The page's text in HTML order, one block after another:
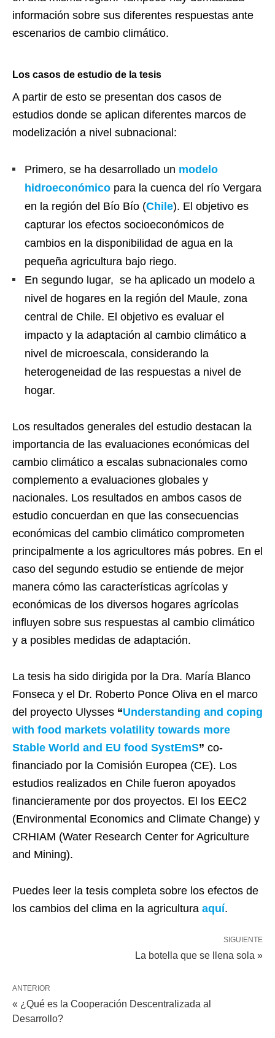
información sobre sus diferentes respuestas ante
escenarios de cambio climático.
Los casos de estudio de la tesis
A partir de esto se presentan dos casos de
estudios donde se aplican diferentes marcos de
modelización a nivel subnacional:
Primero, se ha desarrollado un modelo
hidroeconómico para la cuenca del río Vergara
en la región del Bío Bío (Chile). El objetivo es
capturar los efectos socioeconómicos de
cambios en la disponibilidad de agua en la
pequeña agricultura bajo riego.
En segundo lugar, se ha aplicado un modelo a
nivel de hogares en la región del Maule, zona
central de Chile. El objetivo es evaluar el
impacto y la adaptación al cambio climático a
nivel de microescala, considerando la
heterogeneidad de las respuestas a nivel de
hogar.
Los resultados generales del estudio destacan la
importancia de las evaluaciones económicas del
cambio climático a escalas subnacionales como
complemento a evaluaciones globales y
nacionales. Los resultados en ambos casos de
estudio concuerdan en que las consecuencias
económicas del cambio climático comprometen
principalmente a los agricultores más pobres. En el
caso del segundo estudio se entiende de mejor
manera cómo las características agrícolas y
económicas de los diversos hogares agrícolas
influyen sobre sus respuestas al cambio climático
y a posibles medidas de adaptación.
La tesis ha sido dirigida por la Dra. María Blanco
Fonseca y el Dr. Roberto Ponce Oliva en el marco
del proyecto Ulysses “Understanding and coping
with food markets volatility towards more
Stable World and EU food SystEmS” co-
financiado por la Comisión Europea (CE). Los
estudios realizados en Chile fueron apoyados
financieramente por dos proyectos. El los EEC2
(Environmental Economics and Climate Change) y
CRHIAM (Water Research Center for Agriculture
and Mining).
Puedes leer la tesis completa sobre los efectos de
los cambios del clima en la agricultura aquí.
SIGUIENTE
La botella que se llena sola »
ANTERIOR
« ¿Qué es la Cooperación Descentralizada al
Desarrollo?